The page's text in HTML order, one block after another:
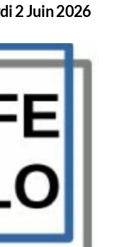
2 Juin 2026